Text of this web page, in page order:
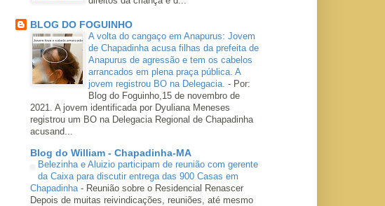
BLOG DO FOGUINHO
A volta do cangaço em Anapurus: Jovem
de Chapadinha acusa filhas da prefeita de
Anapurus de agressão e tem os cabelos
arrancados em plena praça pública. A
jovem registrou BO na Delegacia. - Por:
Blog do Foguinho,15 de novembro de
2021. A jovem identificada por Dyuliana Meneses
registrou um BO na Delegacia Regional de Chapadinha
acusand...
Blog do William - Chapadinha-MA
Belezinha e Aluizio participam de reunião com gerente
da Caixa para discutir entrega das 900 Casas em
Chapadinha - Reunião sobre o Residencial Renascer
Depois de muitas reivindicações, reuniões, até mesmo